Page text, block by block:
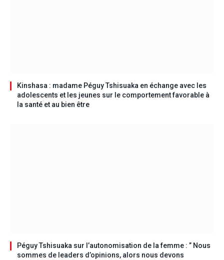
Kinshasa : madame Péguy Tshisuaka en échange avec les
adolescents et les jeunes sur le comportement favorable à
la santé et au bien être
Péguy Tshisuaka sur l’autonomisation de la femme : ” Nous
sommes de leaders d’opinions, alors nous devons